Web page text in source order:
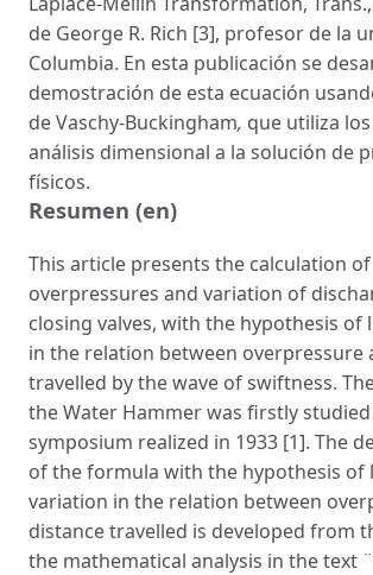
de George R. Rich [3], profesor de la
Columbia. En esta publicación se
demostración de esta ecuación
de Vaschy-Buckingham, que utiliza
análisis dimensional a la solución de
físicos.
Resumen (en)
This article presents the calculation of
overpressures and variation of
closing valves, with the hypothesis of
in the relation between overpressure
travelled by the wave of swiftness.
the Water Hammer was firstly
symposium realized in 1933 [1]. The
of the formula with the hypothesis of
variation in the relation between
distance travelled is developed from
the mathematical analysis in the text